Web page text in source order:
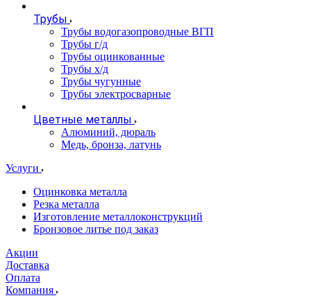
Трубы
Трубы водогазопроводные ВГП
Трубы г/д
Трубы оцинкованные
Трубы х/д
Трубы чугунные
Трубы электросварные
Цветные металлы
Алюминий, дюраль
Медь, бронза, латунь
Услуги
Оцинковка металла
Резка металла
Изготовление металлоконструкций
Бронзовое литье под заказ
Акции
Доставка
Оплата
Компания